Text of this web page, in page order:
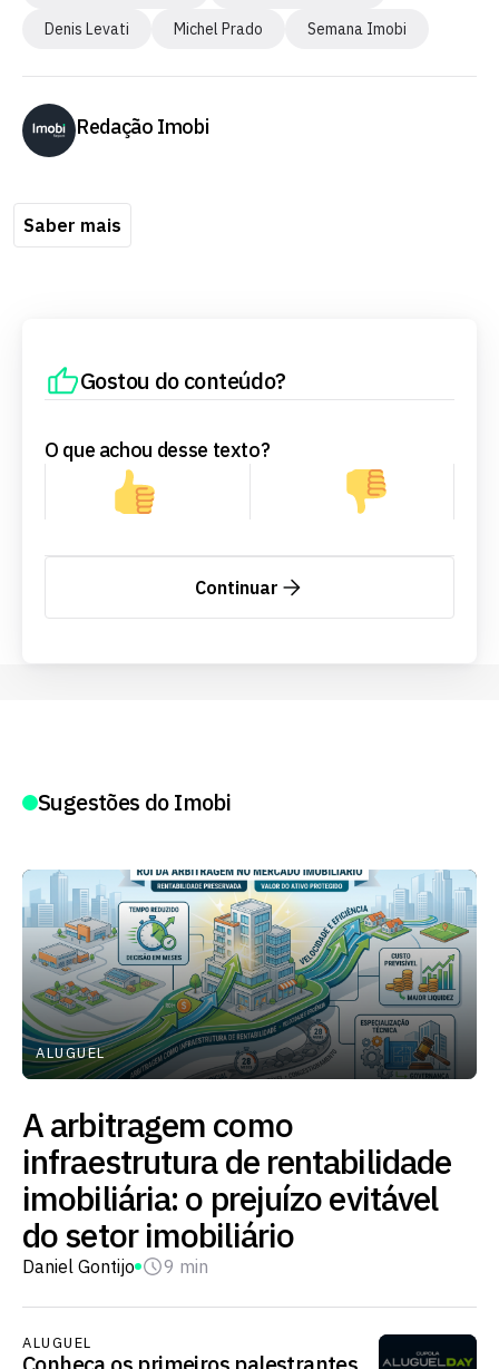
Denis Levati
Michel Prado Semana Imobi
Redação Imobi
Saber mais
Gostou do conteúdo?
O que achou desse texto?
Continuar
Sugestões do Imobi
ALUGUEL
A arbitragem como
infraestrutura de rentabilidade
imobiliária: o prejuízo evitável
do setor imobiliário
Daniel Gontijo 9 min
ALUGUEL